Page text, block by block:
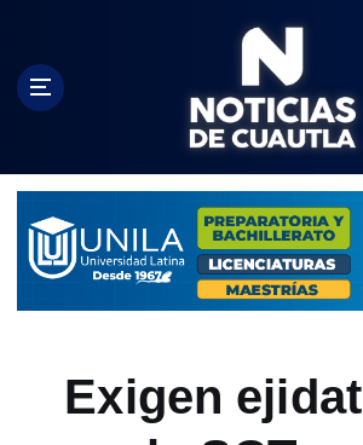
c
Exigen